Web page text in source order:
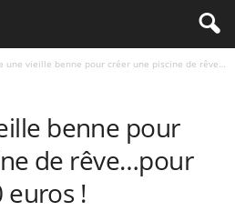
une vieille benne pour créer une piscine de rêve…
benne pour
de rêve…pour
euros !